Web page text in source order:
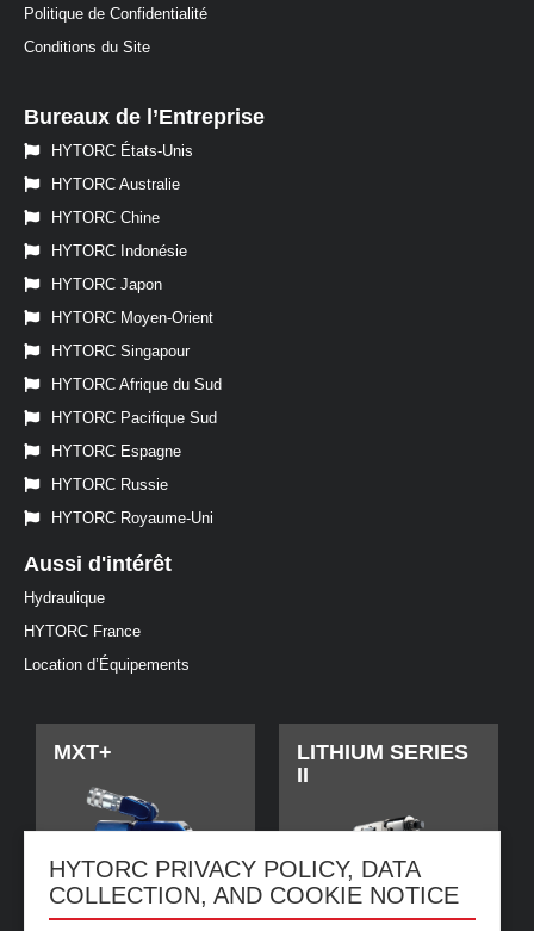
HYTORC PRIVACY POLICY, DATA
COLLECTION, AND COOKIE NOTICE
Politique de Confidentialité
Conditions du Site
Bureaux de l’Entreprise
HYTORC États-Unis
HYTORC Australie
HYTORC Chine
HYTORC Indonésie
HYTORC Japon
HYTORC Moyen-Orient
HYTORC Singapour
HYTORC Afrique du Sud
HYTORC Pacifique Sud
HYTORC Espagne
HYTORC Russie
HYTORC Royaume-Uni
Aussi d'intérêt
Hydraulique
HYTORC France
Location d’Équipements
MXT+
LITHIUM SERIES
II